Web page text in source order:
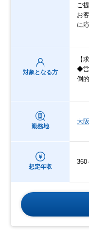
ご
お
に
対象となる方
【
◆営
倒
勤務地
大
想定年収
360